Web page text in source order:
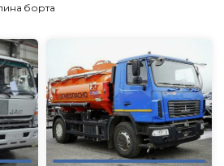
борта